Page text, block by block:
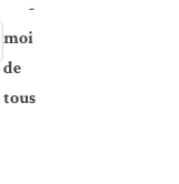
-
moi
de
tous